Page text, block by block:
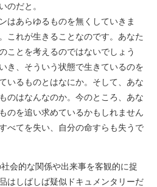
のだと。
はあらゆるものを無くしていきま
これが生きることなのです。あなた
ことを考えるのではないでしょう
き、そういう状態で生きているのを
いるものとはなにか。そして、あな
のはなんなのか。今のところ、あな
のを追い求めているかもしれません
べてを失い、自分の命すらも失うで
会的な関係や出来事を客観的に捉
はしばしば疑似ドキュメンタリーだ